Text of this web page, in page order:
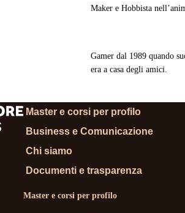
Maker e Hobbista
Gamer dal 1989 quando
era a casa degli amici.
Master e corsi per profilo
Business e Comunicazione
Chi siamo
Documenti e trasparenza
Master e corsi per profilo